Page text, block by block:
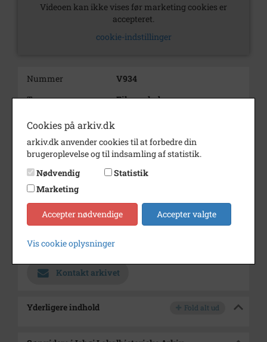
Videoen kan ikke vises før marketing cookies er
accepteret.
cookie-indstillinger
Nummer
V934
Type
Film og lyd
Årstal
Dateringsnote
12-1976
Varighed
16 min 1 sek
Se på kort
Type
Kommune (1970-2050)
Enhed
Ishøj Kommune (2007-2050)
Arkiv
Kontakt arkivet
Yderligere indhold Fold alt ud
Cookies på arkiv.dk
arkiv.dk anvender cookies til at forbedre din
brugeroplevelse og til indsamling af statistik.
Nødvendig
Statistik
Marketing
Accepter nødvendige Accepter valgte
Vis cookie oplysninger